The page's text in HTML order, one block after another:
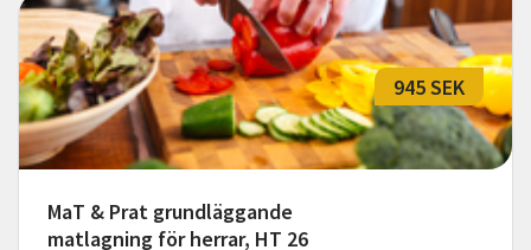
MaT & Prat grundläggande
matlagning för herrar, HT 26
945 SEK